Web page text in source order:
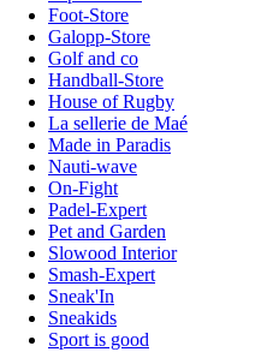
Foot-Store
Galopp-Store
Golf and co
Handball-Store
House of Rugby
La sellerie de Maé
Made in Paradis
Nauti-wave
On-Fight
Padel-Expert
Pet and Garden
Slowood Interior
Smash-Expert
Sneak'In
Sneakids
Sport is good